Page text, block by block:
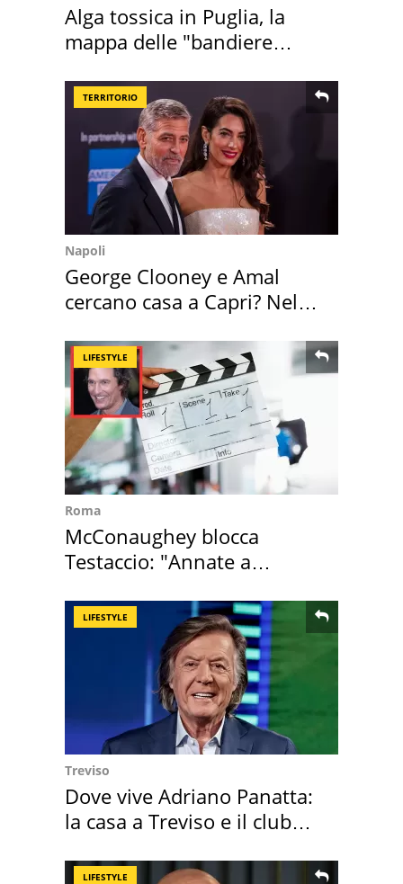
Alga tossica in Puglia, la
mappa delle "bandiere
TERRITORIO
Napoli
George Clooney e Amal
cercano casa a Capri? Nel
LIFESTYLE
Roma
McConaughey blocca
Testaccio: "Annate a
LIFESTYLE
Treviso
Dove vive Adriano Panatta:
la casa a Treviso e il club
LIFESTYLE